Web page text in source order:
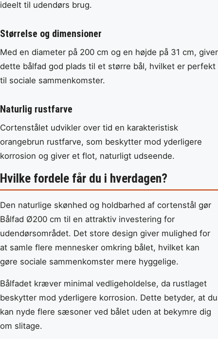
ideelt til udendørs brug.
Størrelse og dimensioner
Med en diameter på 200 cm og en højde på 31 cm, giver
dette bålfad god plads til et større bål, hvilket er perfekt
til sociale sammenkomster.
Naturlig rustfarve
Cortenstålet udvikler over tid en karakteristisk
orangebrun rustfarve, som beskytter mod yderligere
korrosion og giver et flot, naturligt udseende.
Hvilke fordele får du i hverdagen?
Den naturlige skønhed og holdbarhed af cortenstål gør
Bålfad Ø200 cm til en attraktiv investering for
udendørsområdet. Det store design giver mulighed for
at samle flere mennesker omkring bålet, hvilket kan
gøre sociale sammenkomster mere hyggelige.
Bålfadet kræver minimal vedligeholdelse, da rustlaget
beskytter mod yderligere korrosion. Dette betyder, at du
kan nyde flere sæsoner ved bålet uden at bekymre dig
om slitage.